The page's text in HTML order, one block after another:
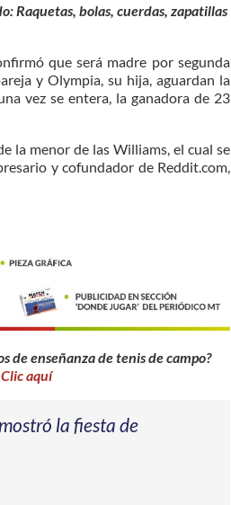
Raquetas, bolas, cuerdas, zapatillas
que será madre por segunda
y Olympia, su hija, aguardan la
vez se entera, la ganadora de 23
la menor de las Williams, el cual se
​y cofundador de Reddit.com,
de enseñanza de tenis de campo?
Clic aquí
la fiesta de